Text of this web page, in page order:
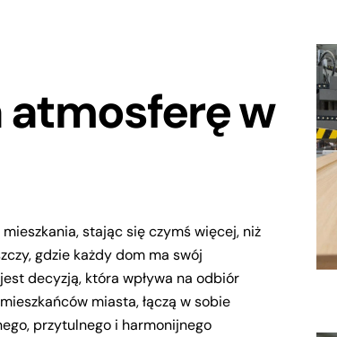
atmosferę w
stając się czymś więcej, niż
gdzie każdy dom ma swój
decyzją, która wpływa na odbiór
miasta, łączą w sobie
przytulnego i harmonijnego